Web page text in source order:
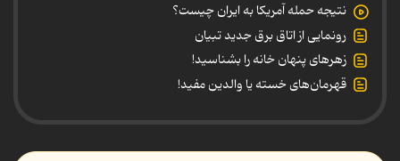
نتیجه حمله آمریکا به ایران چیست؟
رونمایی از اتاق برق جدید تبیان
زهرهای پنهان خانه را بشناسید!
قهرمان‌های خسته یا والدین مفید!